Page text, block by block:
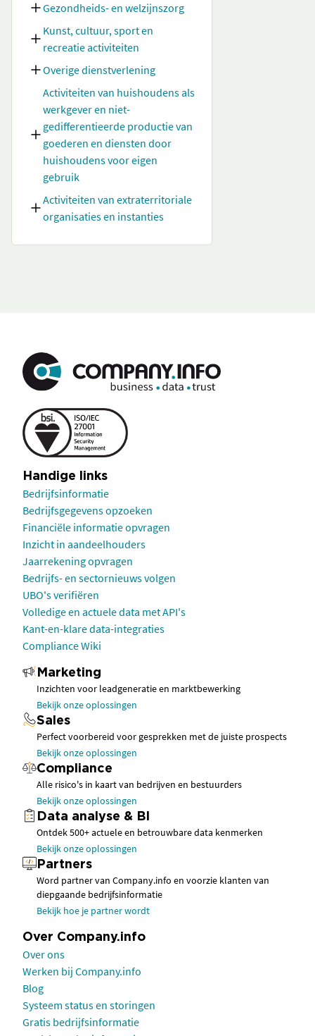
Gezondheids- en welzijnszorg
Kunst, cultuur, sport en
recreatie activiteiten
Overige dienstverlening
Activiteiten van huishoudens als
werkgever en niet-
gedifferentieerde productie van
goederen en diensten door
huishoudens voor eigen
gebruik
Activiteiten van extraterritoriale
organisaties en instanties
Handige links
Bedrijfsinformatie
Bedrijfsgegevens opzoeken
Financiële informatie opvragen
Inzicht in aandeelhouders
Jaarrekening opvragen
Bedrijfs- en sectornieuws volgen
UBO's verifiëren
Volledige en actuele data met API's
Kant-en-klare data-integraties
Compliance Wiki
Marketing
Inzichten voor leadgeneratie en marktbewerking
Bekijk onze oplossingen
Sales
Perfect voorbereid voor gesprekken met de juiste prospects
Bekijk onze oplossingen
Compliance
Alle risico's in kaart van bedrijven en bestuurders
Bekijk onze oplossingen
Data analyse & BI
Ontdek 500+ actuele en betrouwbare data kenmerken
Bekijk onze oplossingen
Partners
Word partner van Company.info en voorzie klanten van
diepgaande bedrijfsinformatie
Bekijk hoe je partner wordt
Over Company.info
Over ons
Werken bij Company.info
Blog
Systeem status en storingen
Gratis bedrijfsinformatie